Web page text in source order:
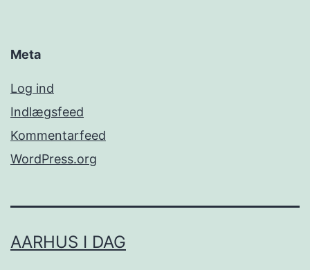
Meta
Log ind
Indlægsfeed
Kommentarfeed
WordPress.org
AARHUS I DAG